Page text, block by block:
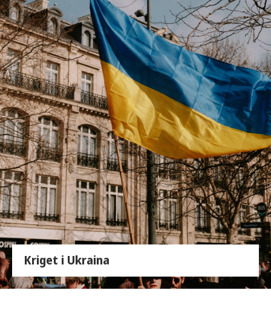
Kriget i Ukraina